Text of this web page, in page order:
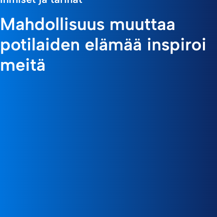
Mahdollisuus muuttaa
potilaiden elämää inspiroi
meitä